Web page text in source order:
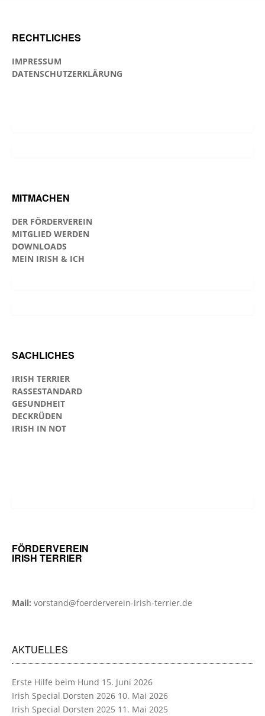
RECHTLICHES
IMPRESSUM
DATENSCHUTZERKLÄRUNG
MITMACHEN
DER FÖRDERVEREIN
MITGLIED WERDEN
DOWNLOADS
MEIN IRISH & ICH
SACHLICHES
IRISH TERRIER
RASSESTANDARD
GESUNDHEIT
DECKRÜDEN
IRISH IN NOT
FÖRDERVEREIN
IRISH TERRIER
Mail: vorstand@foerderverein-irish-terrier.de
AKTUELLES
Erste Hilfe beim Hund 15. Juni 2026
Irish Special Dorsten 2026 10. Mai 2026
Irish Special Dorsten 2025 11. Mai 2025